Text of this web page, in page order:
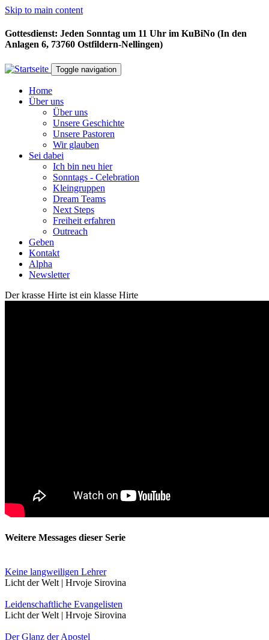
Skip to main content
Gottesdienst: Jeden Sonntag um 11 Uhr im KuBiNo (In den
Anlagen 6, 73760 Ostfildern-Nellingen)
Toggle navigation
Home
Über uns
Über uns
Unsere Geschichte
Unsere Pastoren
Wir glauben
Sei dabei
Ich bin neu hier
Sonntags - Celebration
Kleingruppen
Dream Teams
Next Steps
Freiheit erfahren
Outreach
Geben
Kontakt
Alpha
Newsletter
Der krasse Hirte ist ein klasse Hirte
Weitere Messages dieser Serie
Keine langweiligen Lehrer
Licht der Welt | Hrvoje Sirovina
Leidenschaftliche Evangelisten
Licht der Welt | Hrvoje Sirovina
Der Glanz der Apostel